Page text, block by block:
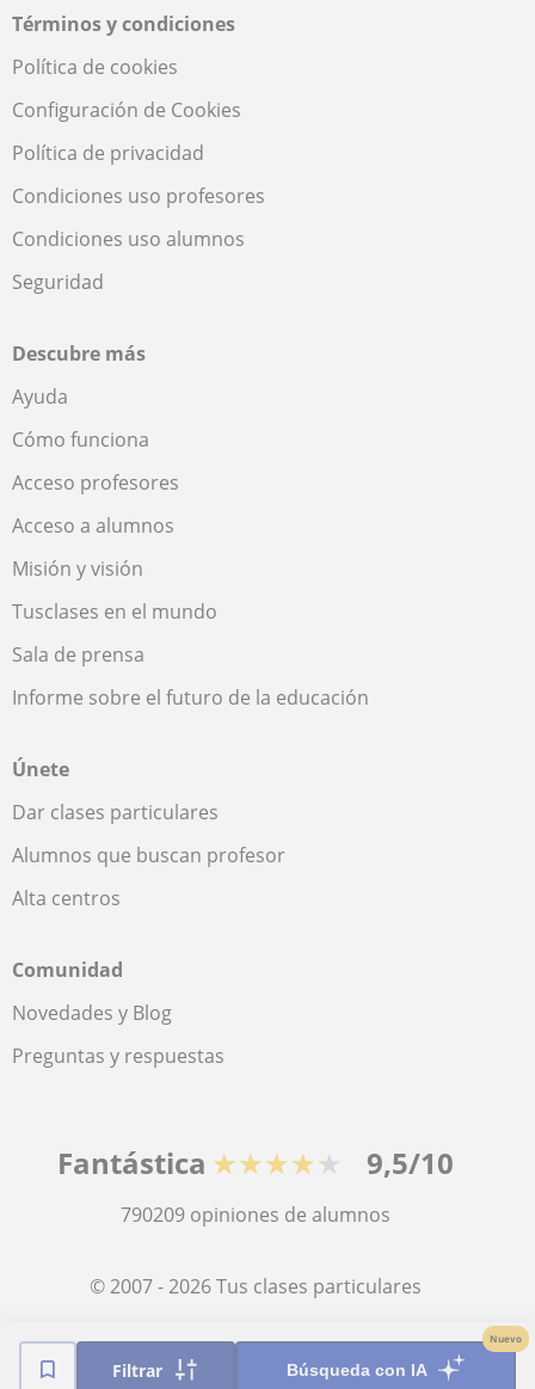
Filtrar Búsqueda con IA
Nuevo
Términos y condiciones
Política de cookies
Configuración de Cookies
Política de privacidad
Condiciones uso profesores
Condiciones uso alumnos
Seguridad
Descubre más
Ayuda
Cómo funciona
Acceso profesores
Acceso a alumnos
Misión y visión
Tusclases en el mundo
Sala de prensa
Informe sobre el futuro de la educación
Únete
Dar clases particulares
Alumnos que buscan profesor
Alta centros
Comunidad
Novedades y Blog
Preguntas y respuestas
Fantástica ★★★★★ 9,5/10
790209 opiniones de alumnos
© 2007 - 2026 Tus clases particulares
Mapa web:Profesores particulares